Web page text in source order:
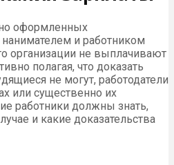
оформленных
и работником
организации не выплачивают
полагая, что доказать
не могут, работодатели
или существенно их
работники должны знать,
и какие доказательства